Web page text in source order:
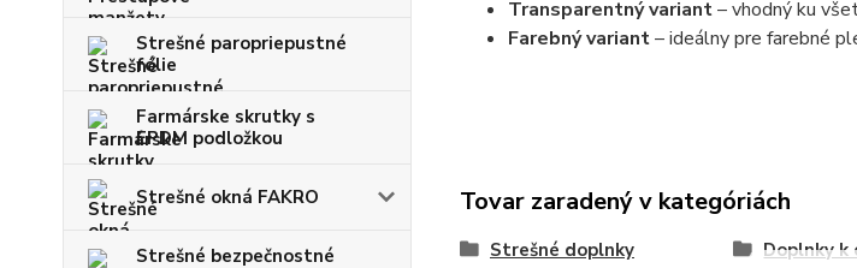
Strešné paropriepustné
fólie
Farmárske skrutky s
EPDM podložkou
Strešné okná FAKRO
Strešné bezpečnostné
Transparentný variant– vhodný ku
Farebný variant– ideálny pre farebné
Tovar zaradený v kategóriách
Strešné doplnky
Doplnky k